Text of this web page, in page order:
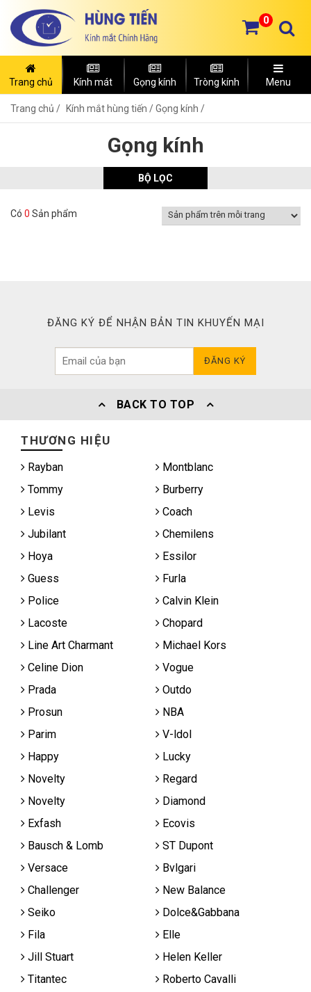
0
Trang chủ Kính mát Gọng kính Tròng kính Menu
Trang chủ Kính mắt hùng tiến /Gọng kính /
Gọng kính
BỘ LỌC
Có 0 Sản phẩm
ĐĂNG KÝ ĐỂ NHẬN BẢN TIN KHUYẾN MẠI
ĐĂNG KÝ
BACK TO TOP
THƯƠNG HIỆU
Rayban
Montblanc
Tommy
Burberry
Levis
Coach
Jubilant
Chemilens
Hoya
Essilor
Guess
Furla
Police
Calvin Klein
Lacoste
Chopard
Line Art Charmant
Michael Kors
Celine Dion
Vogue
Prada
Outdo
Prosun
NBA
Parim
V-ldol
Happy
Lucky
Novelty
Regard
Novelty
Diamond
Exfash
Ecovis
Bausch & Lomb
ST Dupont
Versace
Bvlgari
Challenger
New Balance
Seiko
Dolce&Gabbana
Fila
Elle
Jill Stuart
Helen Keller
Titantec
Roberto Cavalli